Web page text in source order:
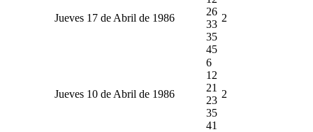
Jueves 17 de Abril de 1986
26
33
35
45
2
Jueves 10 de Abril de 1986
6
12
21
23
35
41
2